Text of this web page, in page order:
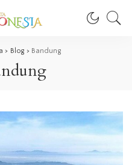
> Blog > Bandung